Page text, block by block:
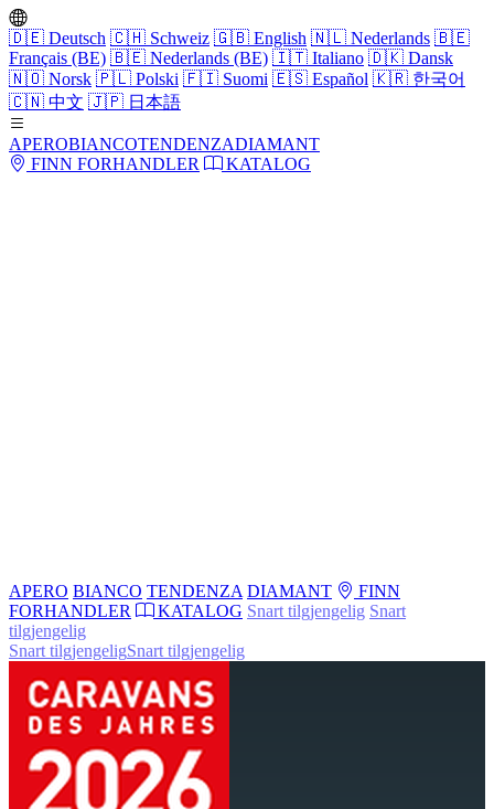
🇩🇪 Deutsch 🇨🇭 Schweiz 🇬🇧 English 🇳🇱 Nederlands 🇧🇪
Français (BE) 🇧🇪 Nederlands (BE) 🇮🇹 Italiano 🇩🇰 Dansk
🇳🇴 Norsk 🇵🇱 Polski 🇫🇮 Suomi 🇪🇸 Español 🇰🇷 한국어
🇨🇳 中文 🇯🇵 日本語
APEROBIANCOTENDENZADIAMANT
FINN FORHANDLER
KATALOG
APERO BIANCO TENDENZA DIAMANT
FINN
FORHANDLER
KATALOG Snart tilgjengelig Snart
tilgjengelig
Snart tilgjengeligSnart tilgjengelig